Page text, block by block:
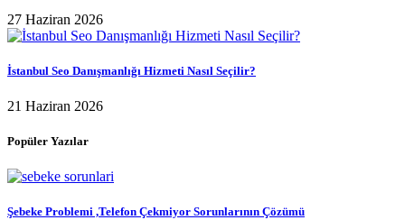
27 Haziran 2026
İstanbul Seo Danışmanlığı Hizmeti Nasıl Seçilir?
21 Haziran 2026
Popüler Yazılar
Şebeke Problemi ,Telefon Çekmiyor Sorunlarının Çözümü